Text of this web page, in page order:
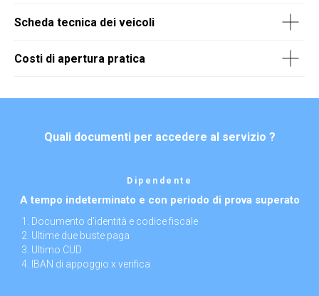
Scheda tecnica dei veicoli
Costi di apertura pratica
Quali documenti per accedere al servizio ?
Dipendente
A tempo indeterminato e con periodo di prova superato
Documento d’identità e codice fiscale
Ultime due buste paga
Ultimo CUD
IBAN di appoggio x verifica